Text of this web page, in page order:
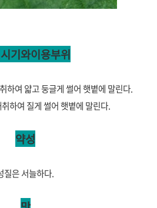
기와이용부위
하여 얇고 둥글게 썰어 햇볕에 말린다.
하여 질게 썰어 햇볕에 말린다.
약성
질은 서늘하다.